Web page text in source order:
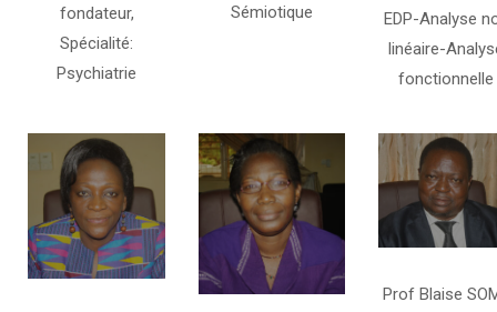
fondateur,
Spécialité:
Psychiatrie
Sémiotique
EDP-Analyse
linéaire-
fonctionnelle
Prof Blaise